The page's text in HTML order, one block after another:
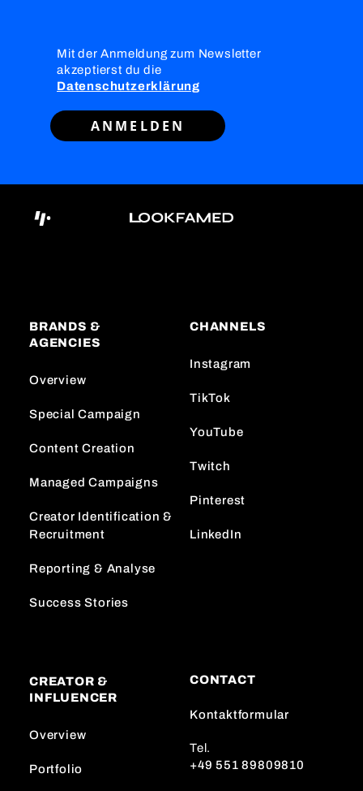
Mit der Anmeldung zum Newsletter
akzeptierst du die
Datenschutzerklärung
ANMELDEN
BRANDS &
AGENCIES
Overview
Special Campaign
Content Creation
Managed Campaigns
Creator Identification &
Recruitment
Reporting & Analyse
Success Stories
CHANNELS
Instagram
TikTok
YouTube
Twitch
Pinterest
LinkedIn
CREATOR &
INFLUENCER
Overview
Portfolio
CONTACT
Kontaktformular
Tel.
+49 551 89809810